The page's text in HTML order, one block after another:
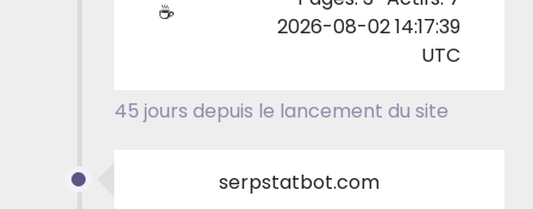
☕
2026-08-02 14:17:39
UTC
45 jours depuis le lancement du site
serpstatbot.com